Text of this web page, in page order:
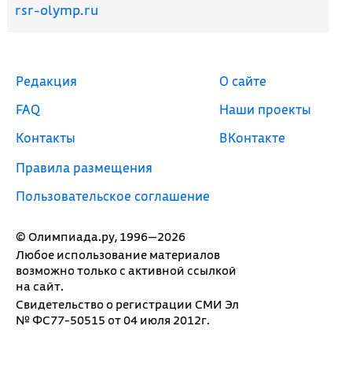
rsr-olymp.ru
© Олимпиада.ру, 1996—2026
Любое использование материалов
возможно только с активной ссылкой
на сайт.
Свидетельство о регистрации СМИ Эл
№ ФС77-50515 от 04 июля 2012г.
Редакция
FAQ
Контакты
Правила размещения
Пользовательское соглашение
О сайте
Наши проекты
ВКонтакте